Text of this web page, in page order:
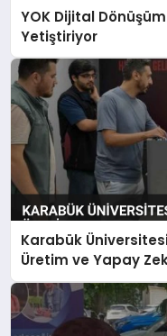
YOK Dijital
Yetiştiriyor
Karabük
Üretim ve Yapay